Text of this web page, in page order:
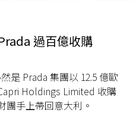
過百億收購
是 Prada 集團以 12.5 億歐
Holdings Limited 收購
團手上帶回意大利。